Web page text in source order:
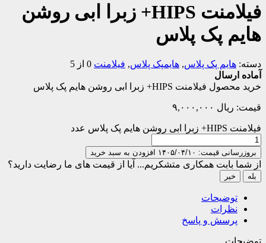
فیلامنت HIPS+ زبرا ابی روشن
هایم پک پلاس
دسته: هایم پک پلاس, هایمپک پلاس, فیلامنت 0 از 5
آماده ارسال
خرید محصول فیلامنت HIPS+ زبرا ابی روشن هایم پک پلاس
قیمت: ریال
فیلامنت HIPS+ زبرا ابی روشن هایم پک پلاس عدد
بروزرسانی قیمت: ۱۴۰۵/۰۴/۱۰
از شما بابت همکاری متشکریم... آیا از قیمت های ما رضایت دارید؟
بله خیر
توضیحات
نظرات
پرسش و پاسخ